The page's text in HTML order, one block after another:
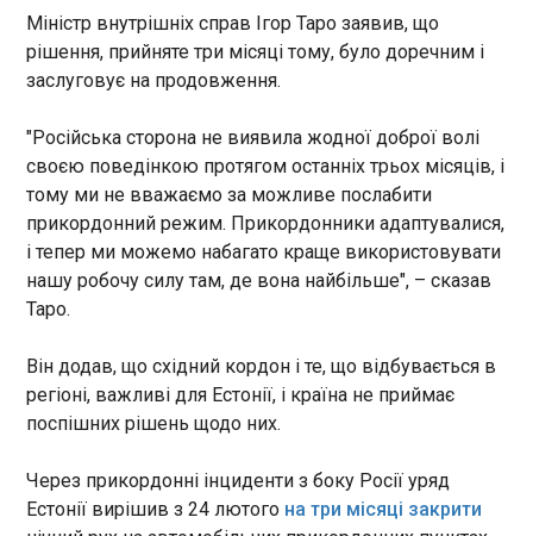
Плей-оф НБА: Детройт переміг Клівленд
09:08:20
В ніч на суботу, 16 травня, відбувся черговий
ігровий день в НБА, в рамках якого були зіграні
Клівленд – 94:115 (25:27, 26:27, 19:30, 24:31)
Рахунок у серії – 3-3
ЧИТАТЬ
прибуде до Польщі після раптового рішення
щодо військ
08:54:53
Наступного тижня до Варшави прибуде генерал
начальників штабів Збройних сил США, щоб
обговорити рішення про відмову від відправки
Міністр внутрішніх справ Ігор Таро заявив, що
рішення, прийняте три місяці тому, було доречним і
заслуговує на продовження.
"Російська сторона не виявила жодної доброї волі
своєю поведінкою протягом останніх трьох місяців, і
тому ми не вважаємо за можливе послабити
прикордонний режим. Прикордонники адаптувалися,
і тепер ми можемо набагато краще використовувати
нашу робочу силу там, де вона найбільше", – сказав
Таро.
Він додав, що східний кордон і те, що відбувається в
регіоні, важливі для Естонії, і країна не приймає
поспішних рішень щодо них.
Через прикордонні інциденти з боку Росії уряд
Естонії вирішив з 24 лютого на три місяці закрити